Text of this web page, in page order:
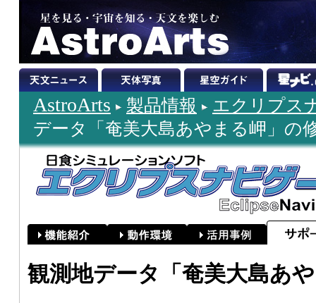
AstroArts 製品情報
エクリプス
データ「奄美大島あやまる岬」の
観測地データ「奄美大島あ